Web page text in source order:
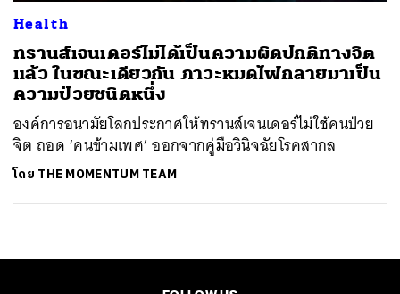
Health
ทรานส์เจนเดอร์ไม่ได้เป็นความผิดปกติทางจิต
แล้ว ในขณะเดียวกัน ภาวะหมดไฟกลายมาเป็น
ความป่วยชนิดหนึ่ง
องค์การอนามัยโลกประกาศให้ทรานส์เจนเดอร์ไม่ใช้คนป่วย
จิต ถอด ‘คนข้ามเพศ’ ออกจากคู่มือวินิจฉัยโรคสากล
โดย THE MOMENTUM TEAM